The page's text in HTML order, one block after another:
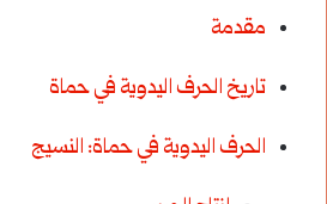
مقدمة
تاريخ الحرف اليدوية في حماة
الحرف اليدوية في حماة: النسيج